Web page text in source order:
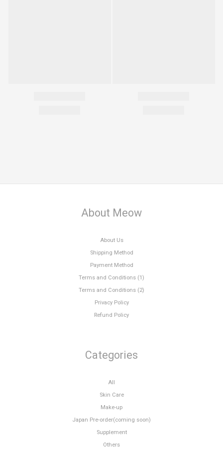
About Meow
About Us
Shipping Method
Payment Method
Terms and Conditions (1)
Terms and Conditions (2)
Privacy Policy
Refund Policy
Categories
All
Skin Care
Make-up
Japan Pre-order(coming soon)
Supplement
Others